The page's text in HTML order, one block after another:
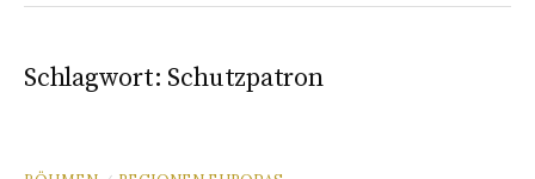
Schlagwort: Schutzpatron